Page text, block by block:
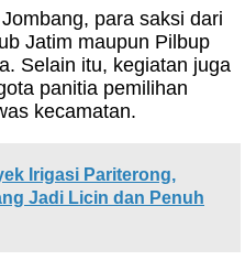
para saksi dari
Jatim maupun Pilbup
Selain itu, kegiatan juga
panitia pemilihan
kecamatan.
Irigasi Pariterong,
Jadi Licin dan Penuh